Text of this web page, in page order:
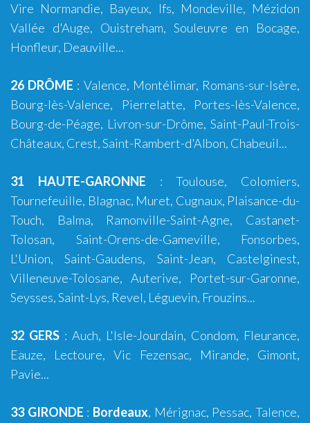
Vire Normandie, Bayeux, Ifs, Mondeville, Mézidon
Vallée d'Auge, Ouistreham, Souleuvre en Bocage,
Honfleur, Deauville...
26 DRÔME : Valence, Montélimar, Romans-sur-Isère,
Bourg-lès-Valence, Pierrelatte, Portes-lès-Valence,
Bourg-de-Péage, Livron-sur-Drôme, Saint-Paul-Trois-
Châteaux, Crest,Saint-Rambert-d'Albon, Chabeuil...
31 HAUTE-GARONNE :Toulouse, Colomiers,
Tournefeuille, Blagnac, Muret, Cugnaux, Plaisance-du-
Touch, Balma, Ramonville-Saint-Agne, Castanet-
Tolosan, Saint-Orens-de-Gameville, Fonsorbes,
L'Union,Saint-Gaudens, Saint-Jean, Castelginest,
Villeneuve-Tolosane, Auterive, Portet-sur-Garonne,
Seysses, Saint-Lys, Revel, Léguevin, Frouzins...
32 GERS : Auch, L'Isle-Jourdain, Condom, Fleurance,
Eauze, Lectoure, Vic Fezensac, Mirande, Gimont,
Pavie...
33 GIRONDE : Bordeaux, Mérignac, Pessac,Talence,